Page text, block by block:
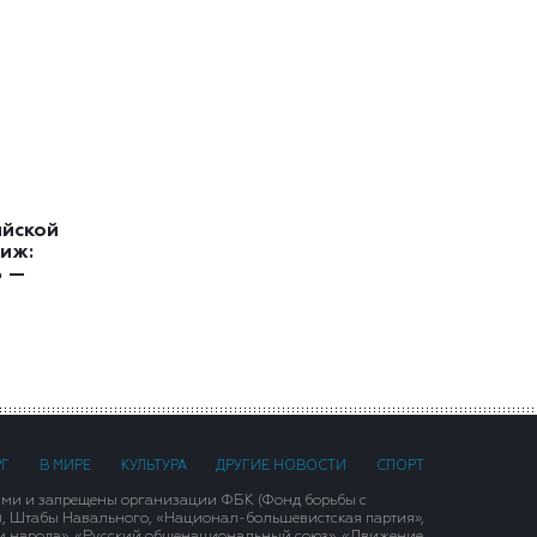
—
В МИРЕ КУЛЬТУРА ДРУГИЕ НОВОСТИ СПОРТ
и запрещены организации ФБК (Фонд борьбы с
Штабы Навального, «Национал-большевистская партия»,